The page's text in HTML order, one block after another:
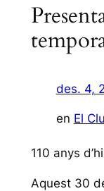
des. 4,
en El
110 anys
Aquest 30